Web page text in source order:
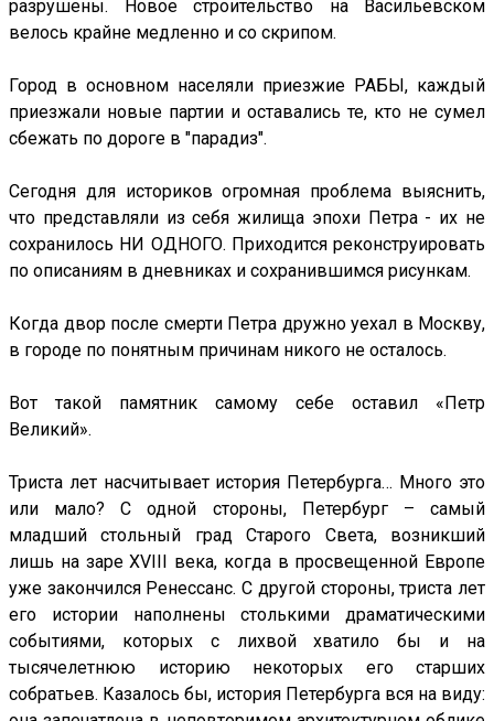
разрушены. Новое строительство на Васильевском
велось крайне медленно и со скрипом.
Город в основном населяли приезжие РАБЫ, каждый
приезжали новые партии и оставались те, кто не сумел
сбежать по дороге в "парадиз".
Сегодня для историков огромная проблема выяснить,
что представляли из себя жилища эпохи Петра - их не
сохранилось НИ ОДНОГО. Приходится реконструировать
по описаниям в дневниках и сохранившимся рисункам.
Когда двор после смерти Петра дружно уехал в Москву,
в городе по понятным причинам никого не осталось.
Вот такой памятник самому себе оставил «Петр
Великий».
Триста лет насчитывает история Петербурга… Много это
или мало? С одной стороны, Петербург – самый
младший стольный град Старого Света, возникший
лишь на заре XVIII века, когда в просвещенной Европе
уже закончился Ренессанс. С другой стороны, триста лет
его истории наполнены столькими драматическими
событиями, которых с лихвой хватило бы и на
тысячелетнюю историю некоторых его старших
собратьев. Казалось бы, история Петербурга вся на виду: